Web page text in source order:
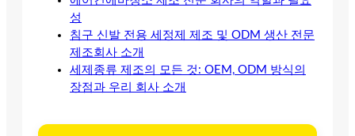
성
침구 신발 전용 세정제 제조 및 ODM 생산 전문
제조회사 소개
세제종류 제조의 모든 것: OEM, ODM 방식의
장점과 우리 회사 소개